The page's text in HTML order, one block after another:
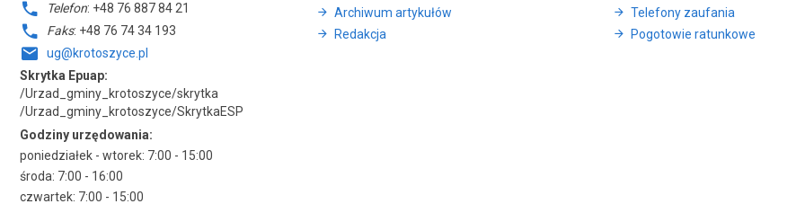
Telefon: +48 76 887 84 21
Faks: +48 76 74 34 193
ug@krotoszyce.pl
Skrytka Epuap:
/Urzad_gminy_krotoszyce/skrytka
/Urzad_gminy_krotoszyce/SkrytkaESP
Godziny urzędowania:
poniedziałek - wtorek: 7:00 - 15:00
środa: 7:00 - 16:00
czwartek: 7:00 - 15:00
Archiwum artykułów
Redakcja
Telefony zaufania
Pogotowie ratunkowe